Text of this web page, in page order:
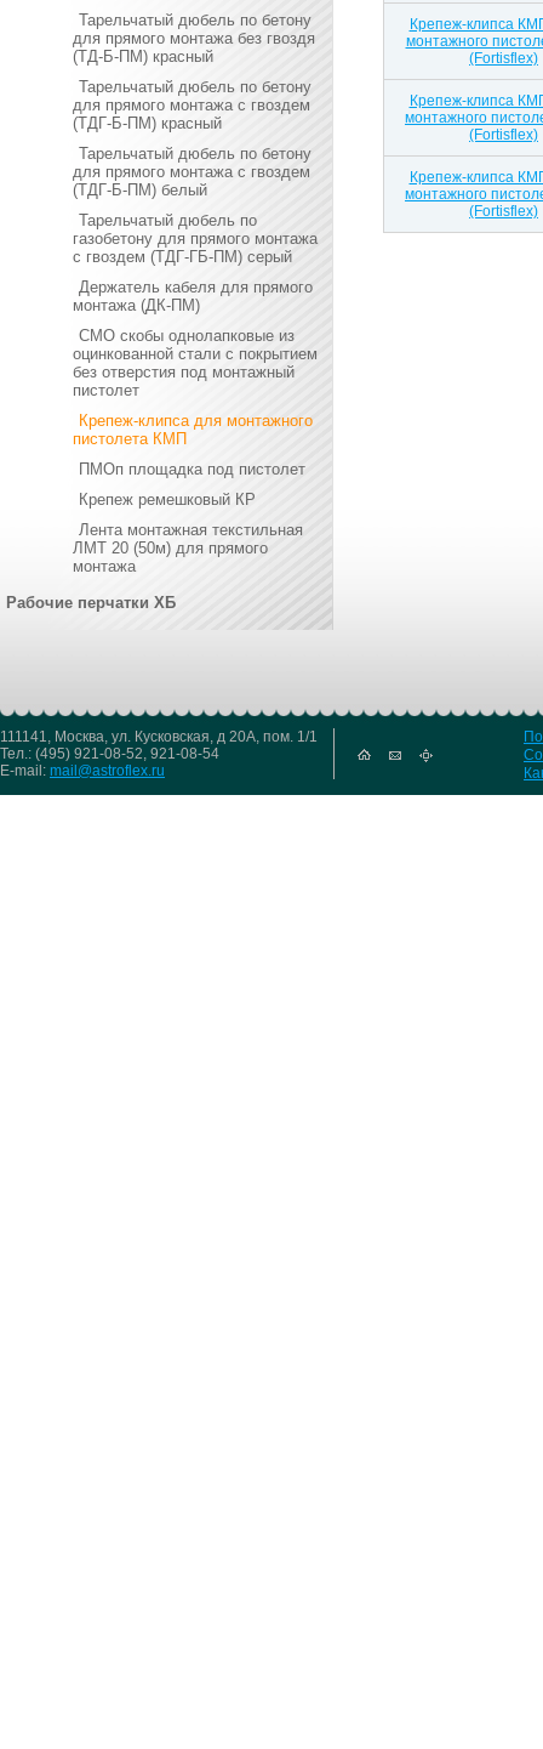
Тарельчатый дюбель по бетону
для прямого монтажа без гвоздя
(ТД-Б-ПМ) красный
Тарельчатый дюбель по бетону
для прямого монтажа с гвоздем
(ТДГ-Б-ПМ) красный
Тарельчатый дюбель по бетону
для прямого монтажа с гвоздем
(ТДГ-Б-ПМ) белый
Тарельчатый дюбель по
газобетону для прямого монтажа
с гвоздем (ТДГ-ГБ-ПМ) серый
Держатель кабеля для прямого
монтажа (ДК-ПМ)
СМО скобы однолапковые из
оцинкованной стали с покрытием
без отверстия под монтажный
пистолет
Крепеж-клипса для монтажного
пистолета КМП
ПМОп площадка под пистолет
Крепеж ремешковый КР
Лента монтажная текстильная
ЛМТ 20 (50м) для прямого
монтажа
Рабочие перчатки ХБ
Крепеж-клипса
монтажного
(Fortisflex)
Крепеж-клипса
монтажного
(Fortisflex)
Крепеж-клипса
монтажного
(Fortisflex)
111141, Москва, ул. Кусковская, д 20А, пом. 1/1
Тел.: (495) 921-08-52, 921-08-54
E-mail: mail@astroflex.ru